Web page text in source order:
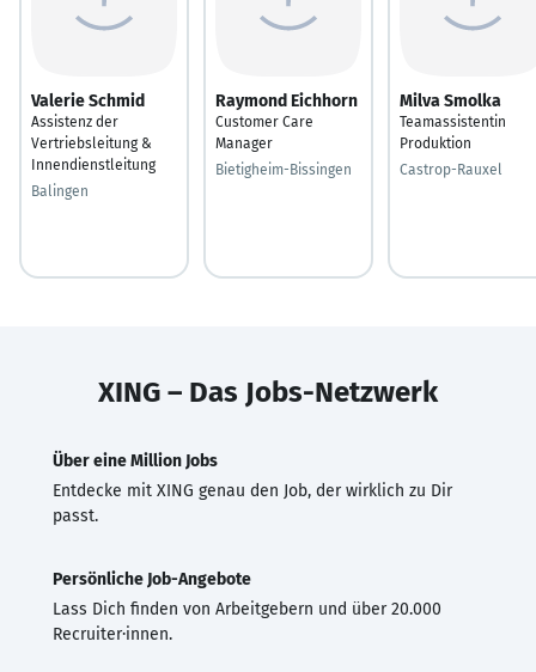
Valerie Schmid
Assistenz der
Vertriebsleitung &
Innendienstleitung
Balingen
Raymond Eichhorn
Customer Care
Manager
Bietigheim-Bissingen
Milva Smolka
Teamassistentin
Produktion
Castrop-Rauxel
XING – Das Jobs-Netzwerk
Über eine Million Jobs
Entdecke mit XING genau den Job, der wirklich zu Dir
passt.
Persönliche Job-Angebote
Lass Dich finden von Arbeitgebern und über 20.000
Recruiter·innen.